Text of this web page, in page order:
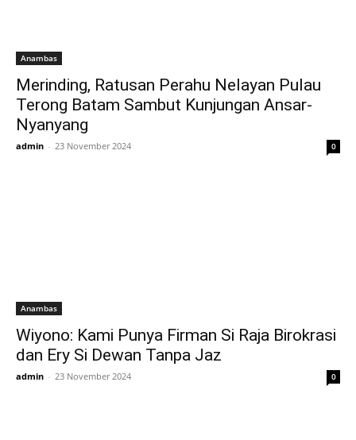
Anambas
Merinding, Ratusan Perahu Nelayan Pulau
Terong Batam Sambut Kunjungan Ansar-
Nyanyang
admin - 23 November 2024 0
Anambas
Wiyono: Kami Punya Firman Si Raja Birokrasi
dan Ery Si Dewan Tanpa Jaz
admin - 23 November 2024 0